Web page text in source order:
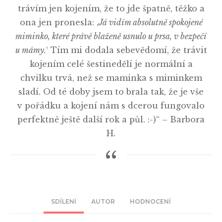
SDÍLENÍ AUTOR HODNOCENÍ
trávím jen kojením, že to jde špatně, těžko a
ona jen pronesla: ‚Já vidím absolutně spokojené
miminko, které právě blaženě usnulo u prsa, v bezpečí
u mámy.‘ Tím mi dodala sebevědomí, že trávit
kojením celé šestinedělí je normální a
chvilku trvá, než se maminka s miminkem
sladí. Od té doby jsem to brala tak, že je vše
v pořádku a kojení nám s dcerou fungovalo
perfektně ještě další rok a půl. :-)“ – Barbora
H.